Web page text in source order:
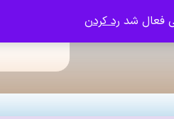
فعال شد رد کردن